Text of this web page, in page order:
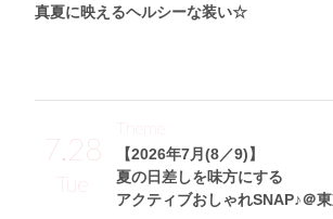
真夏に映えるヘルシーな装い☆
7.28
Tue
【2026年7月(8／9)】
夏の日差しを味方にする
アクティブおしゃれSNAP♪＠
Theme